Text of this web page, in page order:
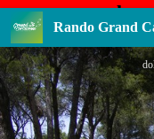
plus
Rando Grand